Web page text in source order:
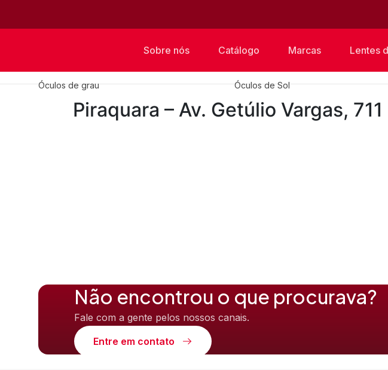
Sobre nós Catálogo Marcas Lentes
Óculos de grau Óculos de Sol
Piraquara – Av. Getúlio Vargas,
Não encontrou o que procurava?
Fale com a gente pelos nossos canais.
Entre em contato